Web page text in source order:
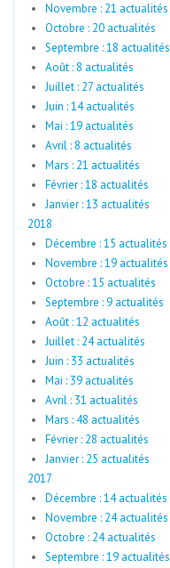
Novembre : 21 actualités
Octobre : 20 actualités
Septembre : 18 actualités
Août : 8 actualités
Juillet : 27 actualités
Juin : 14 actualités
Mai : 19 actualités
Avril : 8 actualités
Mars : 21 actualités
Février : 18 actualités
Janvier : 13 actualités
2018
Décembre : 15 actualités
Novembre : 19 actualités
Octobre : 15 actualités
Septembre : 9 actualités
Août : 12 actualités
Juillet : 24 actualités
Juin : 33 actualités
Mai : 39 actualités
Avril : 31 actualités
Mars : 48 actualités
Février : 28 actualités
Janvier : 25 actualités
2017
Décembre : 14 actualités
Novembre : 24 actualités
Octobre : 24 actualités
Septembre : 19 actualités